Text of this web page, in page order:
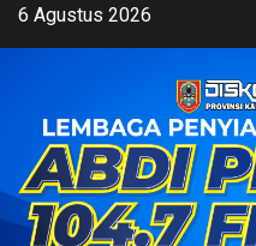
Skip6 Agustus 2026